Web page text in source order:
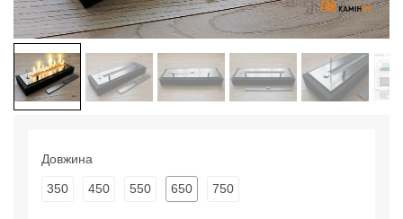
Довжина
350 450 550 650 750